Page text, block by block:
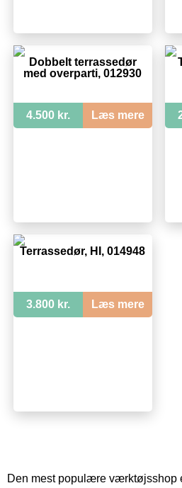
Dobbelt terrassedør
med overparti, 012930
4.500 kr. Læs mere
Terrassedør, HI, 014948
3.800 kr. Læs mere
Den mest populære værktøjsshop